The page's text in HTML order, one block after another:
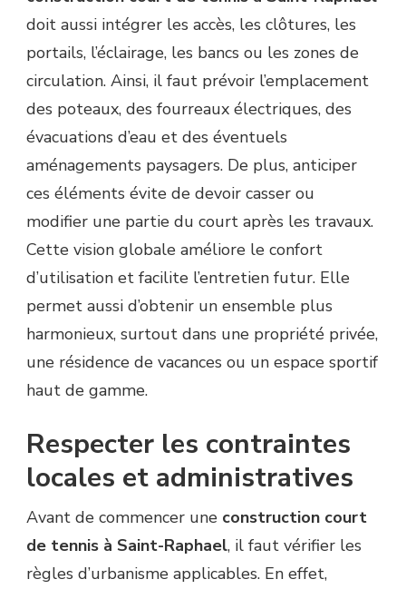
doit aussi intégrer les accès, les clôtures, les
portails, l’éclairage, les bancs ou les zones de
circulation. Ainsi, il faut prévoir l’emplacement
des poteaux, des fourreaux électriques, des
évacuations d’eau et des éventuels
aménagements paysagers. De plus, anticiper
ces éléments évite de devoir casser ou
modifier une partie du court après les travaux.
Cette vision globale améliore le confort
d’utilisation et facilite l’entretien futur. Elle
permet aussi d’obtenir un ensemble plus
harmonieux, surtout dans une propriété privée,
une résidence de vacances ou un espace sportif
haut de gamme.
Respecter les contraintes
locales et administratives
Avant de commencer une construction court
de tennis à Saint-Raphael, il faut vérifier les
règles d’urbanisme applicables. En effet,